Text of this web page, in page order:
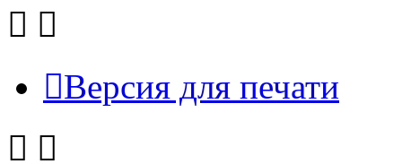
Версия для печати